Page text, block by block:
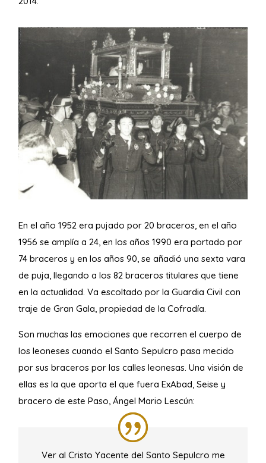
En el año 1952 era pujado por 20 braceros, en el año
1956 se amplía a 24, en los años 1990 era portado por
74 braceros y en los años 90, se añadió una sexta vara
de puja, llegando a los 82 braceros titulares que tiene
en la actualidad. Va escoltado por la Guardia Civil con
traje de Gran Gala, propiedad de la Cofradía.
Son muchas las emociones que recorren el cuerpo de
los leoneses cuando el Santo Sepulcro pasa mecido
por sus braceros por las calles leonesas. Una visión de
ellas es la que aporta el que fuera ExAbad, Seise y
bracero de este Paso, Ángel Mario Lescún:
Ver al Cristo Yacente del Santo Sepulcro me